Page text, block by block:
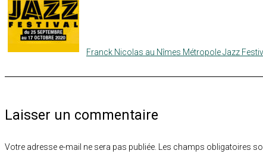
Franck Nicolas au Nîmes Métropole Jazz
Laisser un commentaire
Votre adresse e-mail ne sera pas publiée. Les champs obligatoires